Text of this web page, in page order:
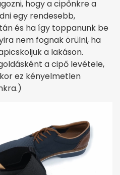
hogy a cipőnkre a
egy rendesebb,
és ha így toppanunk be
nem fognak örülni, ha
a lakáson.
a cipő levétele,
ez kényelmetlen